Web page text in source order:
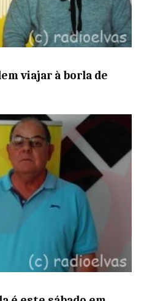
viajar à borla de